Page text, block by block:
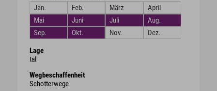
Jan.
Feb. März
April
Mai
Juni Juli
Aug.
Sep.
Okt. Nov. Dez.
Lage
tal
Wegbeschaffenheit
Schotterwege